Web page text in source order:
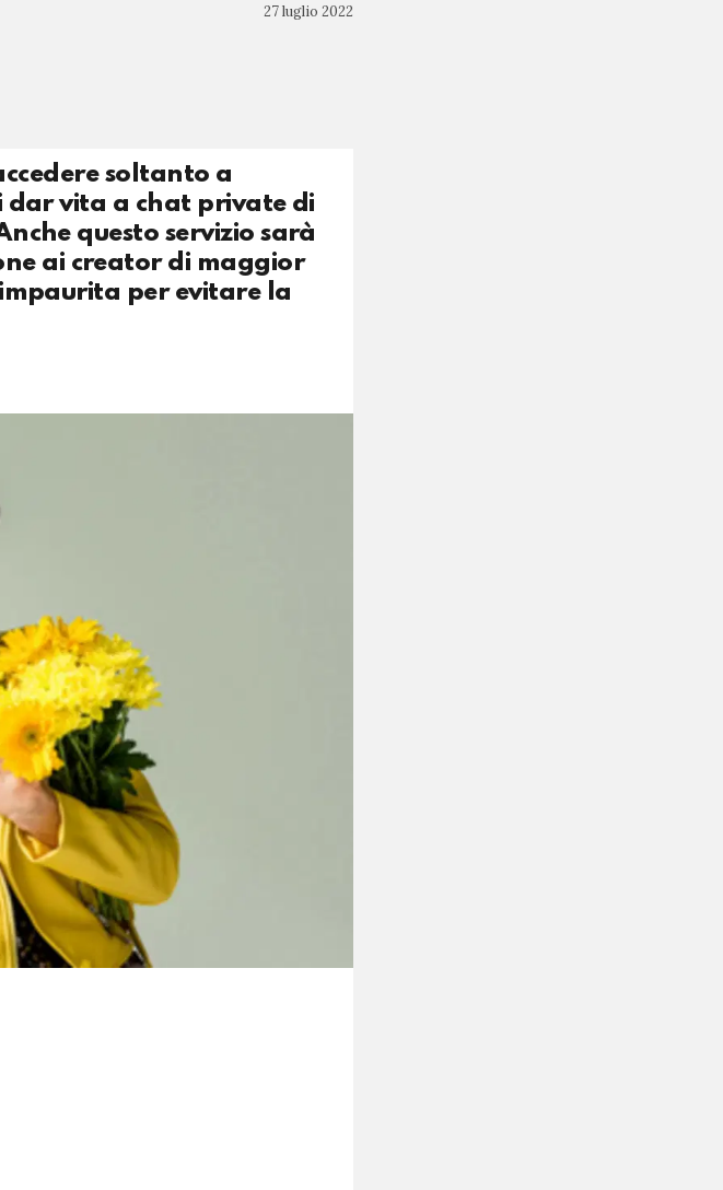
27 luglio 2022
soltanto a
dar vita a chat private di
questo servizio sarà
ai creator di maggior
per evitare la